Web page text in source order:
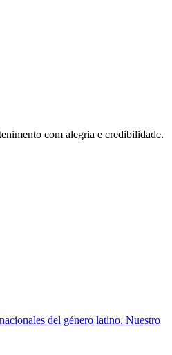
com alegria e credibilidade.
del género latino. Nuestro